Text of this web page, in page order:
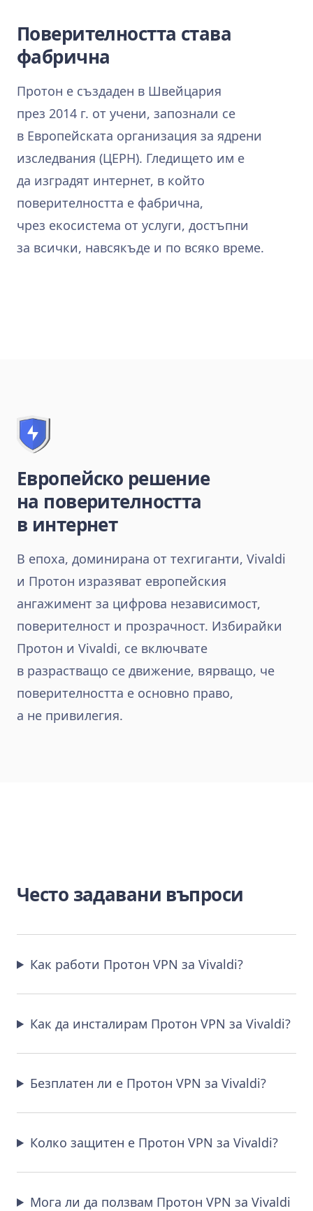
Поверителността става
фабрична
Протон е създаден в Швейцария
през 2014 г. от учени, запознали се
в Европейската организация за ядрени
изследвания (ЦЕРН). Гледището им е
да изградят интернет, в който
поверителността е фабрична,
чрез екосистема от услуги, достъпни
за всички, навсякъде и по всяко време.
Европейско решение
на поверителността
в интернет
В епоха, доминирана от техгиганти, Vivaldi
и Протон изразяват европейския
ангажимент за цифрова независимост,
поверителност и прозрачност. Избирайки
Протон и Vivaldi, се включвате
в разрастващо се движение, вярващо, че
поверителността е основно право,
а не привилегия.
Често задавани въпроси
Как работи Протон VPN за Vivaldi?
Как да инсталирам Протон VPN за Vivaldi?
Безплатен ли е Протон VPN за Vivaldi?
Колко защитен е Протон VPN за Vivaldi?
Мога ли да ползвам Протон VPN за Vivaldi